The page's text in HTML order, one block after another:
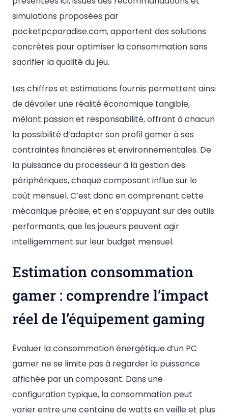
simulations proposées par
pocketpcparadise.com, apportent des solutions
concrètes pour optimiser la consommation sans
sacrifier la qualité du jeu.
Les chiffres et estimations fournis permettent ainsi
de dévoiler une réalité économique tangible,
mêlant passion et responsabilité, offrant à chacun
la possibilité d’adapter son profil gamer à ses
contraintes financières et environnementales. De
la puissance du processeur à la gestion des
périphériques, chaque composant influe sur le
coût mensuel. C’est donc en comprenant cette
mécanique précise, et en s’appuyant sur des outils
performants, que les joueurs peuvent agir
intelligemment sur leur budget mensuel.
Estimation consommation
gamer : comprendre l’impact
réel de l’équipement gaming
Évaluer la consommation énergétique d’un PC
gamer ne se limite pas à regarder la puissance
affichée par un composant. Dans une
configuration typique, la consommation peut
varier entre une centaine de watts en veille et plus